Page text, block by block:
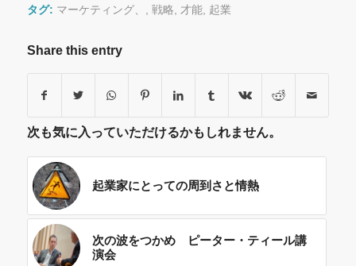
タグ: マーケティング、 戦略 才能, 起業
Share this entry
次も気に入っていただけるかもしれません。
起業家にとっての周到さと情熱
次の波をつかめ ピーター・ティール講
演会